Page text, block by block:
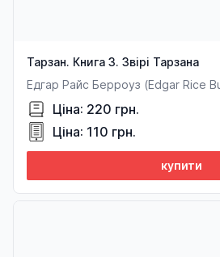
Тарзан. Книга 3. Звірі Тарзана
Едгар Райс Берроуз (Edgar Rice
Ціна: 220 грн.
Ціна: 110 грн.
купити